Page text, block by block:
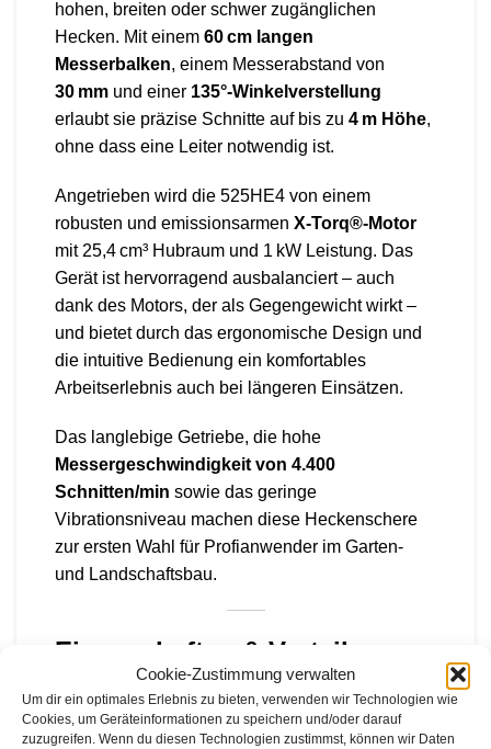
Cookie-Zustimmung verwalten
Um dir ein optimales Erlebnis zu bieten, verwenden wir Technologien wie
Cookies, um Geräteinformationen zu speichern und/oder darauf
zuzugreifen. Wenn du diesen Technologien zustimmst, können wir Daten
hohen, breiten oder schwer zugänglichen
Hecken. Mit einem 60 cm langen
Messerbalken, einem Messerabstand von
30 mm und einer 135°-Winkelverstellung
erlaubt sie präzise Schnitte auf bis zu 4 m Höhe,
ohne dass eine Leiter notwendig ist.
Angetrieben wird die 525HE4 von einem
robusten und emissionsarmen X-Torq®-Motor
mit 25,4 cm³ Hubraum und 1 kW Leistung. Das
Gerät ist hervorragend ausbalanciert – auch
dank des Motors, der als Gegengewicht wirkt –
und bietet durch das ergonomische Design und
die intuitive Bedienung ein komfortables
Arbeitserlebnis auch bei längeren Einsätzen.
Das langlebige Getriebe, die hohe
Messergeschwindigkeit von 4.400
Schnitten/min sowie das geringe
Vibrationsniveau machen diese Heckenschere
zur ersten Wahl für Profianwender im Garten-
und Landschaftsbau.
Eigenschaften & Vorteile
Extrem große Reichweitebis zu 4 Meter für
hohe und breite Hecken